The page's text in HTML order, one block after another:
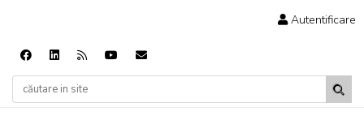
Autentificare